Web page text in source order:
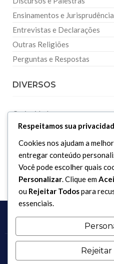
Ensinamentos e
Entrevistas e Declarações
Outras Religiões
Perguntas e Respostas
DIVERSOS
Curiosidades
Dicionário Islâmico
Downloads
Copyright 2017 - 2026 /
Respeitamos sua
Cookies nos ajudam a
entregar conteúdo
Você pode escolher quais
Personalizar. Clique em
ou Rejeitar Todospara
essenciais.
Rejeitar